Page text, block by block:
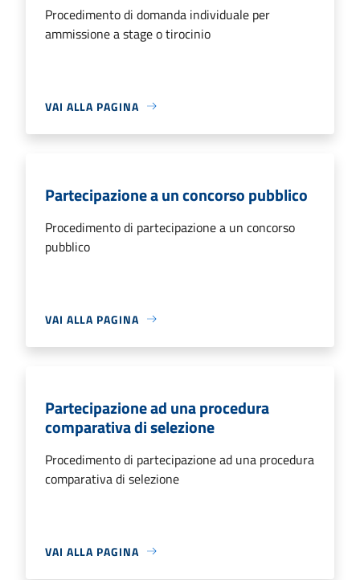
Procedimento di domanda individuale per
ammissione a stage o tirocinio
VAI ALLA PAGINA
Partecipazione a un concorso pubblico
Procedimento di partecipazione a un concorso
pubblico
VAI ALLA PAGINA
Partecipazione ad una procedura
comparativa di selezione
Procedimento di partecipazione ad una procedura
comparativa di selezione
VAI ALLA PAGINA